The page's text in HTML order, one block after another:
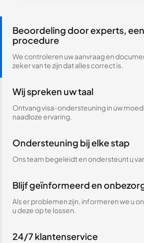
Beoordeling door experts,
procedure
We controleren uw aanvraag en
zeker van te zijn dat alles correct is.
Wij spreken uw taal
Ontvang visa-ondersteuning in uw
naadloze ervaring.
Ondersteuning bij elke stap
Ons team begeleidt en ondersteunt u
Blijf geïnformeerd en
Als er problemen zijn, informeren we u
u deze op te lossen.
24/7 klantenservice